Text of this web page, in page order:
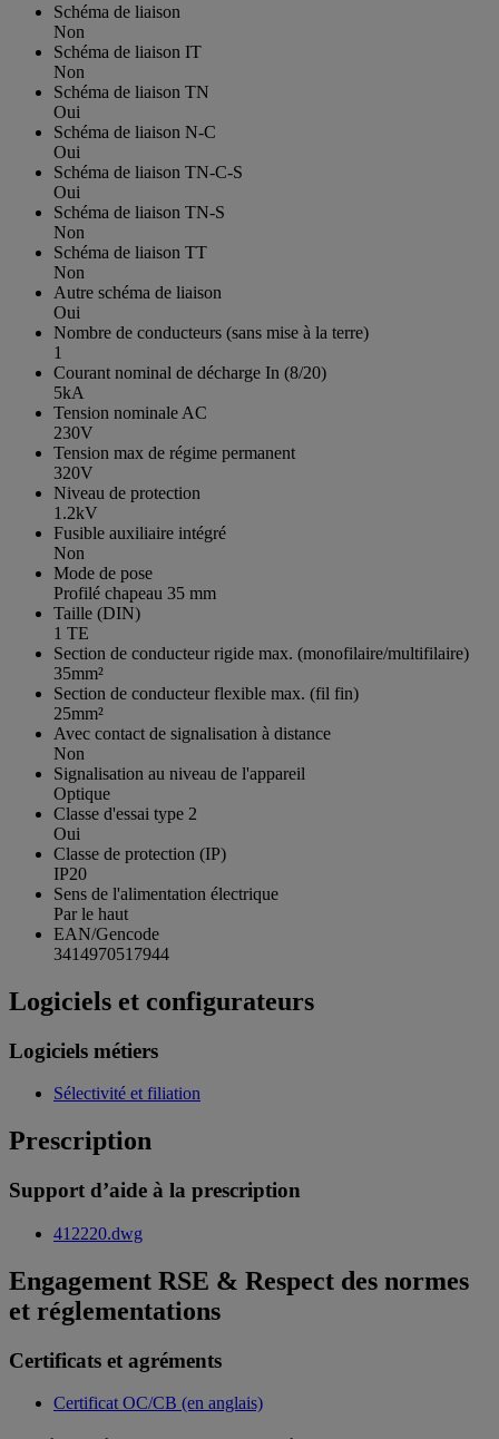
Schéma de liaison
Non
Schéma de liaison IT
Non
Schéma de liaison TN
Oui
Schéma de liaison N-C
Oui
Schéma de liaison TN-C-S
Oui
Schéma de liaison TN-S
Non
Schéma de liaison TT
Non
Autre schéma de liaison
Oui
Nombre de conducteurs (sans mise à la terre)
1
Courant nominal de décharge In (8/20)
5kA
Tension nominale AC
230V
Tension max de régime permanent
320V
Niveau de protection
1.2kV
Fusible auxiliaire intégré
Non
Mode de pose
Profilé chapeau 35 mm
Taille (DIN)
1 TE
Section de conducteur rigide max. (monofilaire/multifilaire)
35mm²
Section de conducteur flexible max. (fil fin)
25mm²
Avec contact de signalisation à distance
Non
Signalisation au niveau de l'appareil
Optique
Classe d'essai type 2
Oui
Classe de protection (IP)
IP20
Sens de l'alimentation électrique
Par le haut
EAN/Gencode
3414970517944
Logiciels et configurateurs
Logiciels métiers
Sélectivité et filiation
Prescription
Support d’aide à la prescription
412220.dwg
Engagement RSE & Respect des normes
et réglementations
Certificats et agréments
Certificat OC/CB (en anglais)